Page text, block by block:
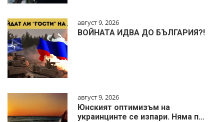
август 9, 2026
ВОЙНАТА ИДВА ДО БЪЛГАРИЯ?!
август 9, 2026
Юнският оптимизъм на
украинцинте се изпари. Няма п…